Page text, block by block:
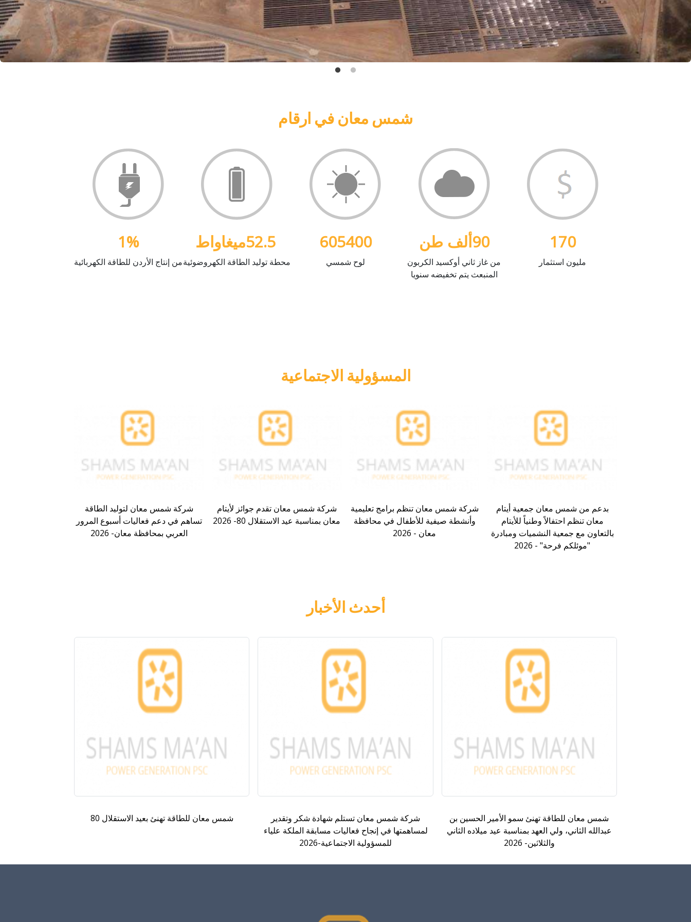
شمس معان في ارقام
1%
من إنتاج الأردن للطاقة الكهربائية
52.5ميغاواط
محطة توليد الطاقة الكهروضوئية
605400
لوح شمسي
90ألف طن
من غاز ثاني أوكسيد الكربون
المنبعث يتم تخفيضه سنويا
170
مليون استثمار
المسؤولية الاجتماعية
بدعم من شمس معان جمعية أيتام
معان تنظم احتفالاً وطنياً للأيتام
بالتعاون مع جمعية النشميات ومبادرة
"موئلكم فرحة" - 2026
شركة شمس معان تنظم برامج تعليمية
وأنشطة صيفية للأطفال في محافظة
معان - 2026
شركة شمس معان تقدم جوائز لأيتام
معان بمناسبة عيد الاستقلال 80- 2026
شركة شمس معان لتوليد الطاقة
تساهم في دعم فعاليات أسبوع المرور
العربي بمحافظة معان- 2026
أحدث الأخبار
شمس معان للطاقة تهنئ سمو الأمير الحسين بن
عبدالله الثاني، ولي العهد بمناسبة عيد ميلاده الثاني
والثلاثين- 2026
شركة شمس معان تستلم شهادة شكر وتقدير
لمساهمتها في إنجاح فعاليات مسابقة الملكة علياء
للمسؤولية الاجتماعية-2026
شمس معان للطاقة تهنئ بعيد الاستقلال 80